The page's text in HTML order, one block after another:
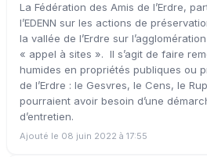
La Fédération des Amis de l’Erdre,
l’EDENN sur les actions de
la vallée de l’Erdre sur
« appel à sites ». Il s’agit de faire
humides en propriétés publiques ou
de l’Erdre : le Gesvres, le Cens, le
pourraient avoir besoin d’une
d’entretien.
Ajouté le 08 juin 2022 à 17:55